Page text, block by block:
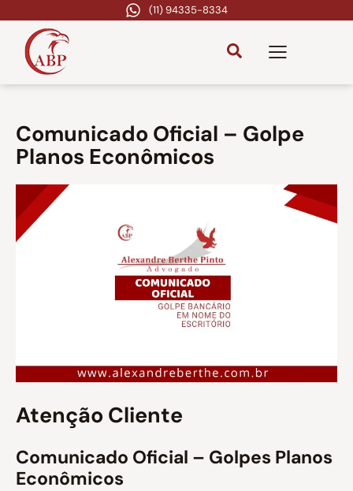
(11) 94335-8334
Comunicado Oficial – Golpe
Planos Econômicos
Atenção Cliente
Comunicado Oficial – Golpes Planos
Econômicos